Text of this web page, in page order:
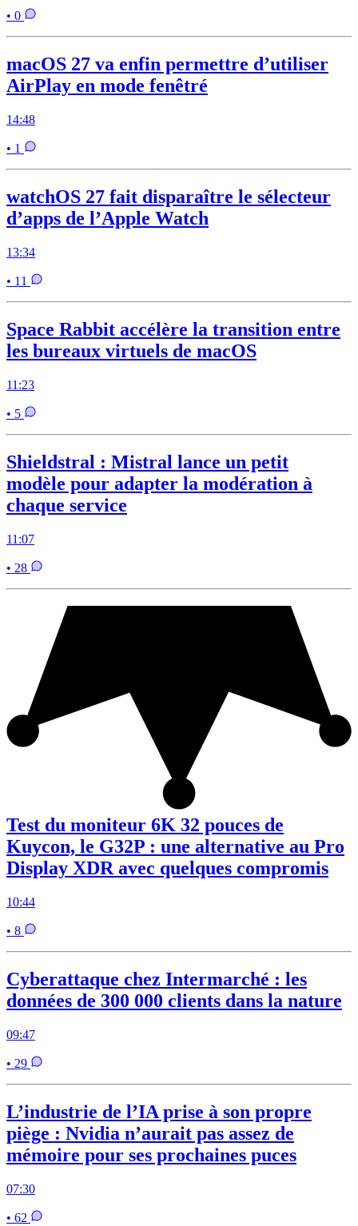
• 0
macOS 27 va enfin permettre d’utiliser
AirPlay en mode fenêtré
14:48
• 1
watchOS 27 fait disparaître le sélecteur
d’apps de l’Apple Watch
13:34
• 11
Space Rabbit accélère la transition entre
les bureaux virtuels de macOS
11:23
• 5
Shieldstral : Mistral lance un petit
modèle pour adapter la modération à
chaque service
11:07
• 28
Test du moniteur 6K 32 pouces de
Kuycon, le G32P : une alternative au Pro
Display XDR avec quelques compromis
10:44
• 8
Cyberattaque chez Intermarché : les
données de 300 000 clients dans la nature
09:47
• 29
L’industrie de l’IA prise à son propre
piège : Nvidia n’aurait pas assez de
mémoire pour ses prochaines puces
07:30
• 62